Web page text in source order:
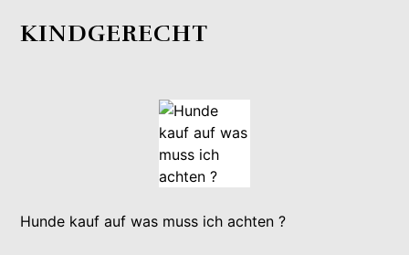
KINDGERECHT
Hunde kauf auf was muss ich achten ?